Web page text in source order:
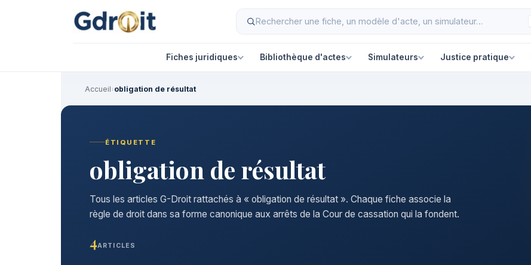
Fiches juridiques Bibliothèque d'actes Simulateurs Justice pratique
Accueil›obligation de résultat
ÉTIQUETTE
obligation de résultat
Tous les articles G-Droit rattachés à « obligation de résultat ». Chaque fiche associe la
règle de droit dans sa forme canonique aux arrêts de la Cour de cassation qui la fondent.
4ARTICLES